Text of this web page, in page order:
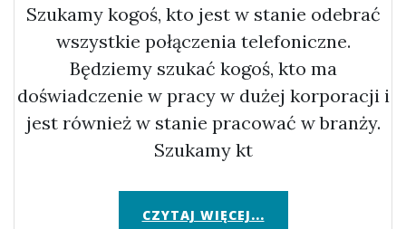
Szukamy kogoś, kto jest w stanie odebrać
wszystkie połączenia telefoniczne.
Będziemy szukać kogoś, kto ma
doświadczenie w pracy w dużej korporacji i
jest również w stanie pracować w branży.
Szukamy kt
CZYTAJ WIĘCEJ...